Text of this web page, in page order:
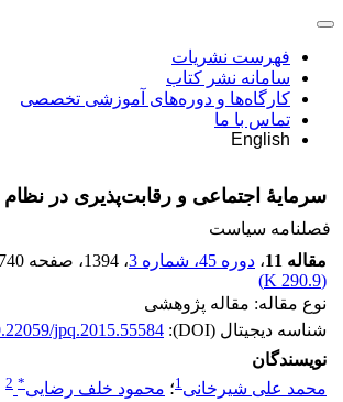
فهرست نشریات
سامانه نشر کتاب
کارگاه‌ها و دوره‌های آموزشی تخصصی
تماس با ما
English
سرمایۀ اجتماعی و رقابت‌پذیری در نظام
فصلنامه سیاست
مقاله 11
، دوره 45، شماره 3 ، 1394 ، صفحه
(
290.9 K
)
نوع مقاله: مقاله پژوهشی
شناسه دیجیتال (DOI):
jpq.2015.55584
نویسندگان
محمد علی شیرخانی1؛ محمود خلف رضایی*
2